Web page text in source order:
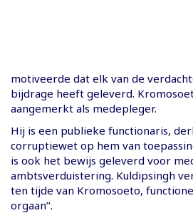
motiveerde dat elk van de
bijdrage heeft geleverd.
aangemerkt als medepleger.
Hij is een publieke functionaris,
corruptiewet op hem van
is ook het bewijs geleverd voor
ambtsverduistering. Kuldipsingh
ten tijde van Kromosoeto,
orgaan’’.